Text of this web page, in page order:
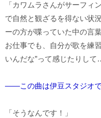
「カワムラさんがサーフィ
で自然と観ざるを得ない状
ーの方が喋っていた中の言
お仕事でも、自分が歌を練
いんだな”って感じたりし
――この曲は伊豆スタジオで
「そうなんです！」